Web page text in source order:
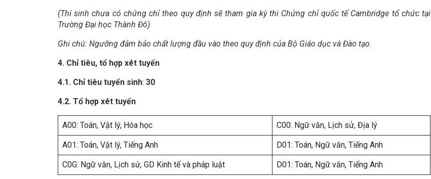
(Thí sinh chưa có chứng chỉ theo quy định sẽ tham gia kỳ thi Chứng chỉ quốc tế Cambridge tổ chức tại
Trường Đại học Thành Đô)
Ghi chú: Ngưỡng đảm bảo chất lượng đầu vào theo quy định của Bộ Giáo dục và Đào tạo.
4. Chỉ tiêu, tổ hợp xét tuyển
4.1. Chỉ tiêu tuyển sinh: 30
4.2. Tổ hợp xét tuyển
A00: Toán, Vật lý, Hóa học C00: Ngữ văn, Lịch sử, Địa lý
A01: Toán, Vật lý, Tiếng Anh D01: Toán, Ngữ văn, Tiếng Anh
C0G: Ngữ văn, Lịch sử, GD Kinh tế và pháp luật D01: Toán, Ngữ văn, Tiếng Anh